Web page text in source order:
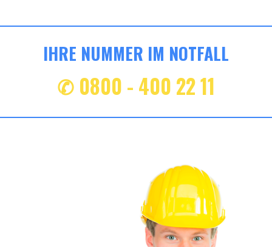
IHRE NUMMER IM NOTFALL
✆ 0800 - 400 22 11